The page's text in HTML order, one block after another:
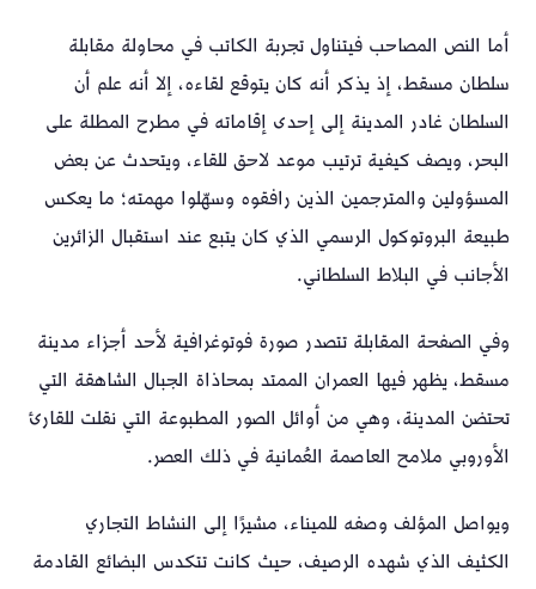
أما النص المصاحب فيتناول تجربة الكاتب في محاولة مقابلة
سلطان مسقط، إذ يذكر أنه كان يتوقع لقاءه، إلا أنه علم أن
السلطان غادر المدينة إلى إحدى إقاماته في مطرح المطلة على
البحر، ويصف كيفية ترتيب موعد لاحق للقاء، ويتحدث عن بعض
المسؤولين والمترجمين الذين رافقوه وسهّلوا مهمته؛ ما يعكس
طبيعة البروتوكول الرسمي الذي كان يتبع عند استقبال الزائرين
الأجانب في البلاط السلطاني.
وفي الصفحة المقابلة تتصدر صورة فوتوغرافية لأحد أجزاء مدينة
مسقط، يظهر فيها العمران الممتد بمحاذاة الجبال الشاهقة التي
تحتضن المدينة، وهي من أوائل الصور المطبوعة التي نقلت للقارئ
الأوروبي ملامح العاصمة العُمانية في ذلك العصر.
ويواصل المؤلف وصفه للميناء، مشيرًا إلى النشاط التجاري
الكثيف الذي شهده الرصيف، حيث كانت تتكدس البضائع القادمة